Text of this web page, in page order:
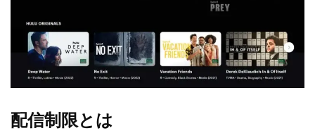
配信制限とは